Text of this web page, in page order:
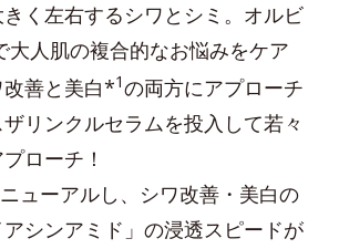
く左右するシワとシミ。オルビ
大人肌の複合的なお悩みをケア
改善と美白*1の両方にアプローチ
リンクルセラムを投入して若々
ローチ！
ューアルし、シワ改善・美白の
シンアミド」の浸透スピードが